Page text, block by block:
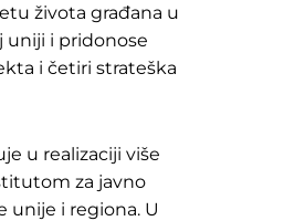
života građana u
uniji i pridonose
i četiri strateška
u realizaciji više
za javno
unije i regiona. U